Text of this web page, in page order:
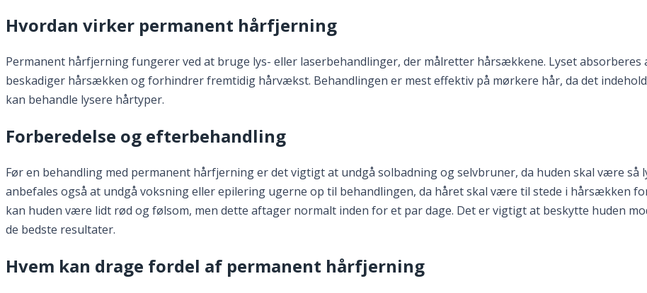
Hvordan virker permanent hårfjerning
Permanent hårfjerning fungerer ved at bruge lys- eller laserbehandlinger, der målretter hårsækkene. Lyset
beskadiger hårsækken og forhindrer fremtidig hårvækst. Behandlingen er mest effektiv på mørkere hår, da det
kan behandle lysere hårtyper.
Forberedelse og efterbehandling
Før en behandling med permanent hårfjerning er det vigtigt at undgå solbadning og selvbruner, da huden skal være
anbefales også at undgå voksning eller epilering ugerne op til behandlingen, da håret skal være til stede i hårsækken
kan huden være lidt rød og følsom, men dette aftager normalt inden for et par dage. Det er vigtigt at beskytte huden
de bedste resultater.
Hvem kan drage fordel af permanent hårfjerning